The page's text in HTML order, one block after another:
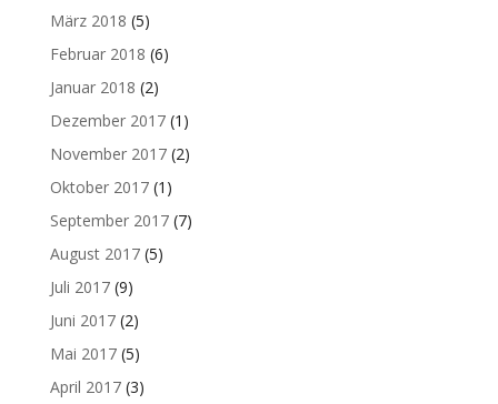
März 2018 (5)
Februar 2018 (6)
Januar 2018 (2)
Dezember 2017(1)
November 2017(2)
Oktober 2017(1)
September 2017(7)
August 2017(5)
Juli 2017(9)
Juni 2017(2)
Mai 2017(5)
April 2017(3)